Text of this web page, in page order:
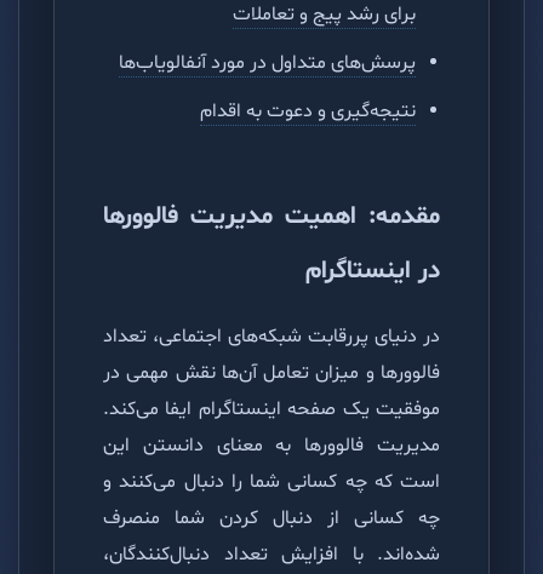
برای رشد پیج و تعاملات
پرسش‌های متداول در مورد آنفالویاب‌ها
نتیجه‌گیری و دعوت به اقدام
مقدمه: اهمیت مدیریت فالوورها
در اینستاگرام
در دنیای پررقابت شبکه‌های اجتماعی، تعداد
فالوورها و میزان تعامل آن‌ها نقش مهمی در
موفقیت یک صفحه اینستاگرام ایفا می‌کند.
مدیریت فالوورها به معنای دانستن این
است که چه کسانی شما را دنبال می‌کنند و
چه کسانی از دنبال کردن شما منصرف
شده‌اند. با افزایش تعداد دنبال‌کنندگان،